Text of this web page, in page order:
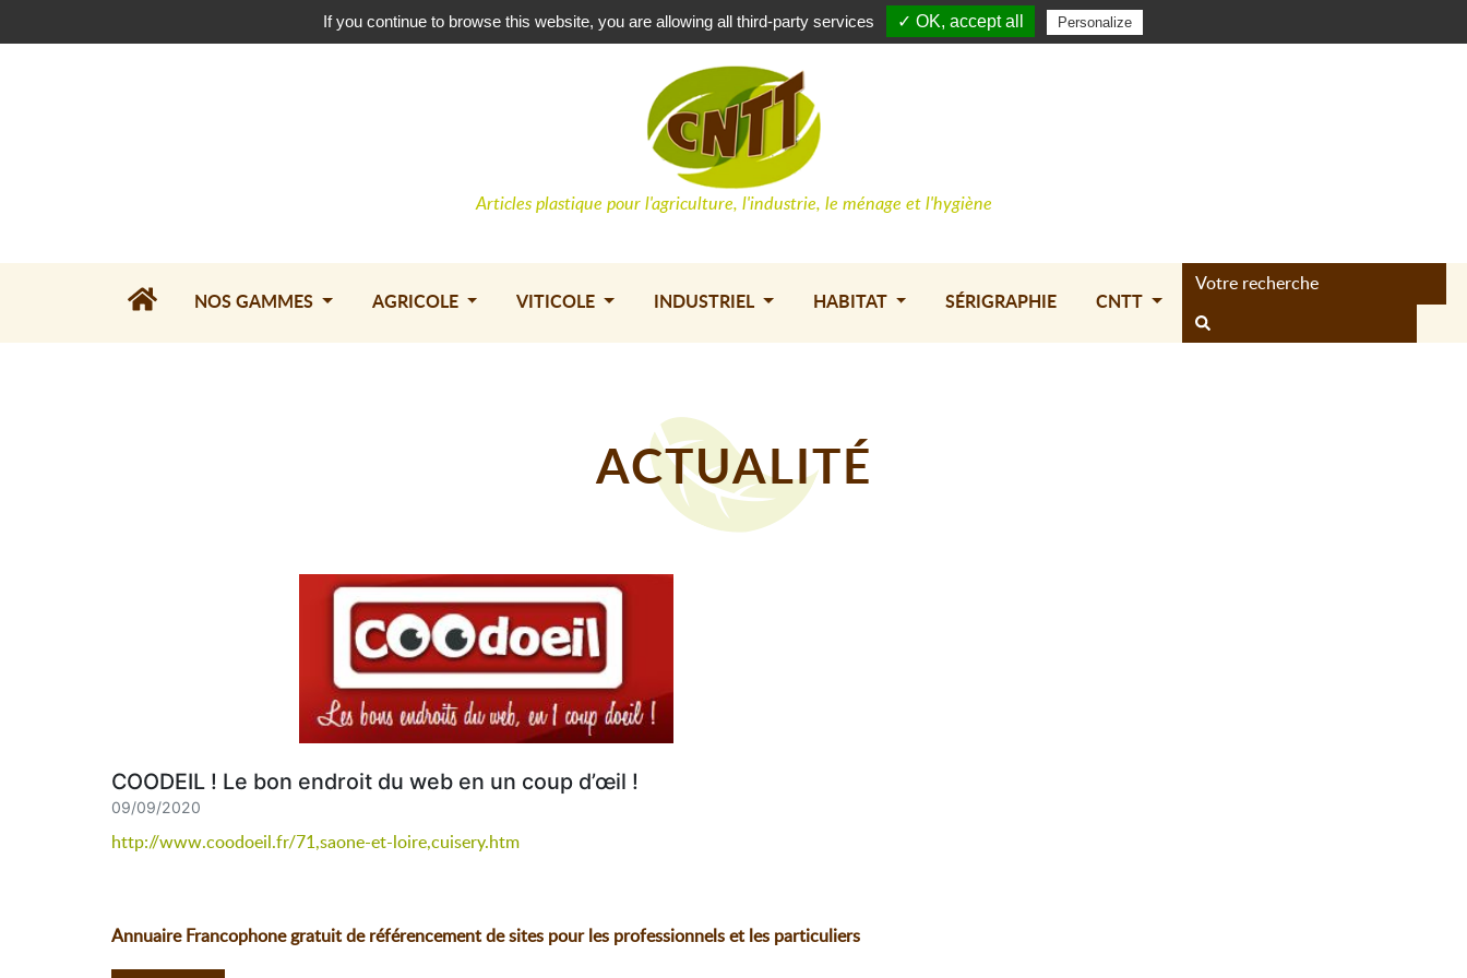
Contactez-nous Connexion | Créer un compte
Articles plastique pour l'agriculture, l'industrie, le ménage et l'hygiène
NOS GAMMES AGRICOLE VITICOLE INDUSTRIEL HABITAT SÉRIGRAPHIE CNTT
ACTUALITÉ
COODEIL ! Le bon endroit du web en un coup d’œil !
09/09/2020
http://www.coodoeil.fr/71,saone-et-loire,cuisery.htm
Annuaire Francophone gratuit de référencement de sites pour les professionnels et les particuliers
If you continue to browse this website, you are allowing all third-party services ✓ OK, accept all Personalize